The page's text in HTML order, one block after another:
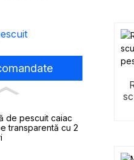
de pescuit caiac
transparentă cu 2